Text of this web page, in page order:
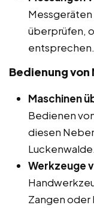
überprüfen,
entsprechen.
Bedienung von
Maschinen
Bedienen
diesen
Luckenwalde.
Werkzeuge
Zangen oder